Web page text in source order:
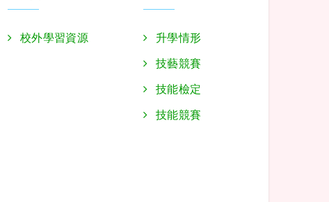
校外學習資源 升學情形
技藝競賽
技能檢定
技能競賽